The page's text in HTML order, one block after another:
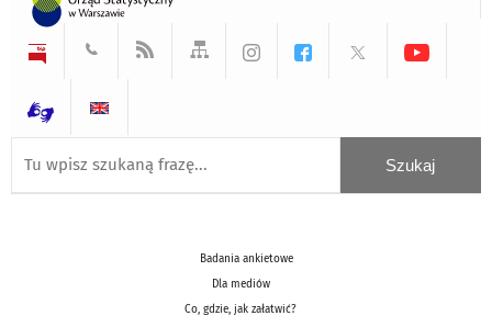
czarnymczarnymżółtym
Badania ankietowe
Dla mediów
Co, gdzie, jak załatwić?